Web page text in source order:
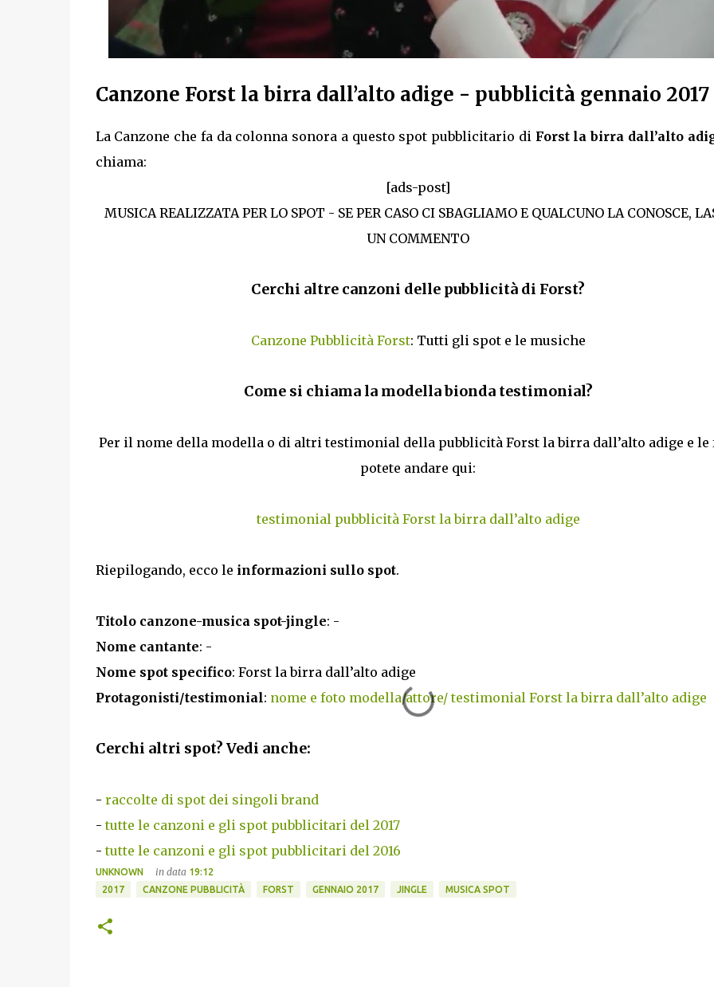
Canzone Forst la birra dall’alto adige - pubblicità gennaio 2017
La Canzone che fa da colonna sonora a questo spot pubblicitario di Forst la birra dall’alto
chiama:
[ads-post]
MUSICA REALIZZATA PER LO SPOT - SE PER CASO CI SBAGLIAMO E QUALCUNO LA CONOSCE,
UN COMMENTO
Cerchi altre canzoni delle pubblicità di Forst?
Canzone Pubblicità Forst: Tutti gli spot e le musiche
Come si chiama la modella bionda testimonial?
Per il nome della modella o di altri testimonial della pubblicità Forst la birra dall’alto adige e le
potete andare qui:
testimonial pubblicità Forst la birra dall’alto adige
Riepilogando, ecco le informazioni sullo spot.
Titolo canzone-musica spot-jingle: -
Nome cantante: -
Nome spot specifico: Forst la birra dall’alto adige
Protagonisti/testimonial: nome e foto modella/attore/ testimonial Forst la birra dall’alto adige
Cerchi altri spot? Vedi anche:
- raccolte di spot dei singoli brand
-tutte le canzoni e gli spot pubblicitari del 2017
-tutte le canzoni e gli spot pubblicitari del 2016
UNKNOWN in data 19:12
2017
CANZONE PUBBLICITÀ FORST GENNAIO 2017 JINGLE MUSICA SPOT